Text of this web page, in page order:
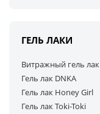
ГЕЛЬ ЛАКИ
Витражный гель лак
Гель лак DNKA
Гель лак Honey Girl
Гель лак Toki-Toki